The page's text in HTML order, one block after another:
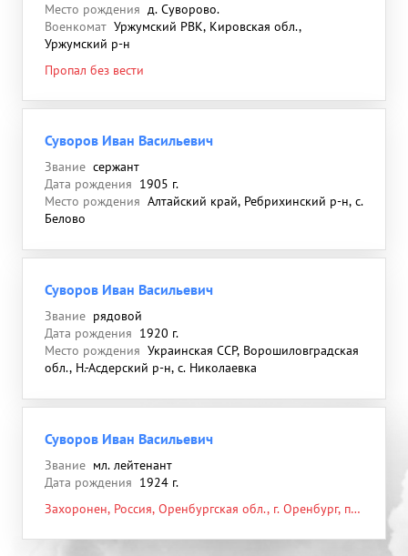
Место рождения д. Суворово.
Военкомат Уржумский РВК, Кировская обл.,
Уржумский р-н
Пропал без вести
Суворов Иван Васильевич
Звание сержант
Дата рождения 1905 г.
Место рождения Алтайский край, Ребрихинский р-н, с.
Белово
Суворов Иван Васильевич
Звание рядовой
Дата рождения 1920 г.
Место рождения Украинская ССР, Ворошиловградская
обл., Н.-Асдерский р-н, с. Николаевка
Суворов Иван Васильевич
Звание мл. лейтенант
Дата рождения 1924 г.
Захоронен, Россия, Оренбургская обл., г. Оренбург, пр.